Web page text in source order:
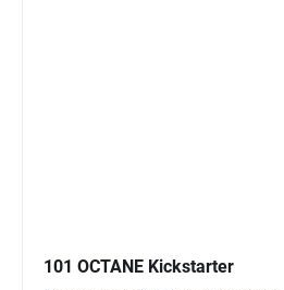
101 OCTANE Kickstarter